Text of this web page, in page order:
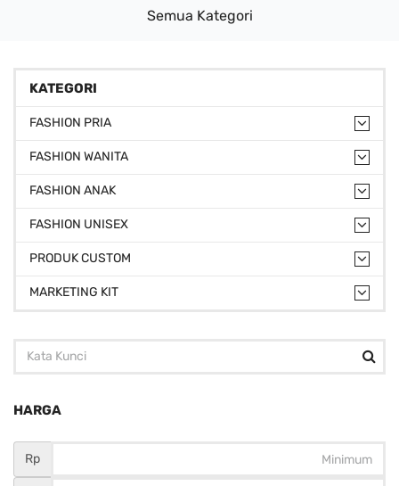
Semua Kategori
KATEGORI
FASHION PRIA
FASHION WANITA
FASHION ANAK
FASHION UNISEX
PRODUK CUSTOM
MARKETING KIT
HARGA
Rp